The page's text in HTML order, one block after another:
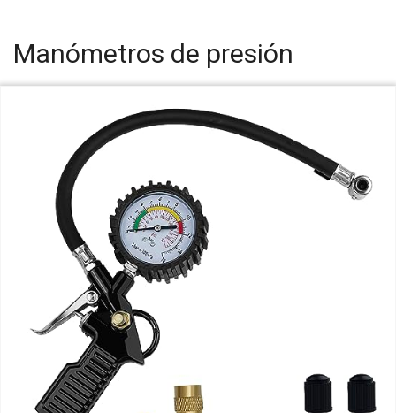
Manómetros de presión